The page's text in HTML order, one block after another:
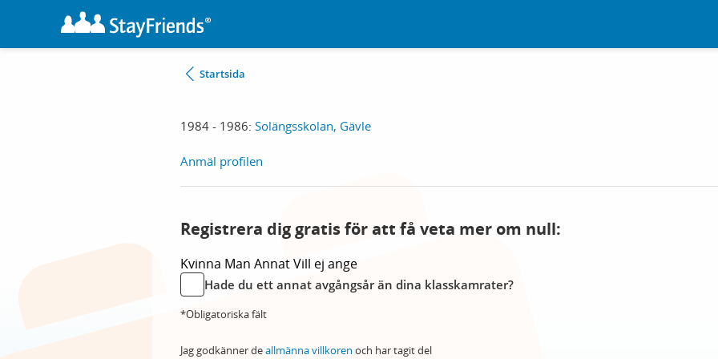
Startsida
1984 - 1986: Solängsskolan, Gävle
Anmäl profilen
Registrera dig gratis för att få veta mer om null:
Kvinna Man AnnatVill ej ange
Hade du ett annat avgångsår än dina klasskamrater?
*Obligatoriska fält
Jag godkänner deallmänna villkoren och har tagit del